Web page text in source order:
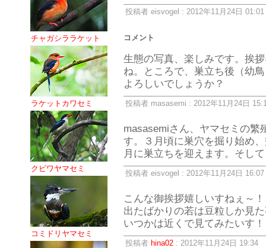
チャガシララケット
ラケットカワセミ
クビワヤマセミ
コミドリヤマセミ
投稿者 eisvogel : 2012年11月24日 01:01
コメント
生態の写真、楽しみです。挨
ね。ところで、巣立ち後（幼
よろしいでしょうか？
投稿者 masasemi : 2012年11月24日
masasemiさん、ヤマセミの繁
す。３月頃に巣穴を掘り始め
月に巣立ちを迎えます。そし
投稿者 eisvogel : 2012年11月24日 16:07
こんな御挨拶嬉しいすねぇ～！
出たばかりの若は豆粒しか見
いつかは近くで見てみたいす！
投稿者 hina02: 2012年11月24日 19:34